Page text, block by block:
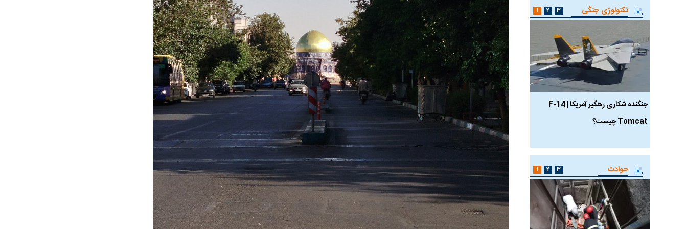
تکنولوژی جنگی
جنگنده شکاری رهگیر آمریکا | F-14
Tomcat چیست؟
حدید ۱۱۰؛ نسخه سریع‌تر، پنهان‌کارتر و
مرگبارتر پهپادهای ایرانی | پهپاد انتحاری
جدید ایران چیست؟
هواپیمای مرموز E-11A BACN چیست؟
جنگنده شکاری رهگیر آمریکا | F-14
مرگبارتر پهپادهای ایرانی | پهپاد انتحاری
جدید ایران چیست؟
۱ ۲ ۳
حوادث ۱ ۲ ۳